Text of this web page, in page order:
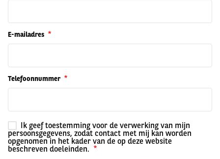
E-mailadres
Telefoonnummer
Ik geef toestemming voor de verwerking van mijn
persoonsgegevens, zodat contact met mij kan worden
opgenomen in het kader van de op deze website
beschreven doeleinden.